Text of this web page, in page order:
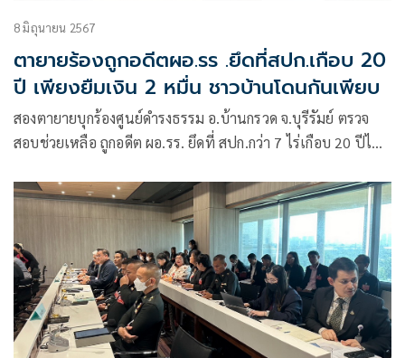
8 มิถุนายน 2567
ตายายร้องถูกอดีตผอ.รร .ยึดที่สปก.เกือบ 20
ปี เพียงยืมเงิน 2 หมื่น ชาวบ้านโดนกันเพียบ
สองตายายบุกร้องศูนย์ดำรงธรรม อ.บ้านกรวด จ.บุรีรัมย์ ตรวจ
สอบช่วยเหลือ ถูกอดีต ผอ.รร. ยึดที่ สปก.กว่า 7 ไร่เกือบ 20 ปีไป